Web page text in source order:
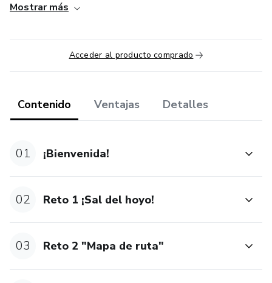
cabo los retos.
100% garantizado o la devolución de tu dinero.
Mostrar más
Acceder al producto comprado
Contenido Ventajas Detalles
01 ¡Bienvenida!
02 Reto 1 ¡Sal del hoyo!
03 Reto 2 "Mapa de ruta"